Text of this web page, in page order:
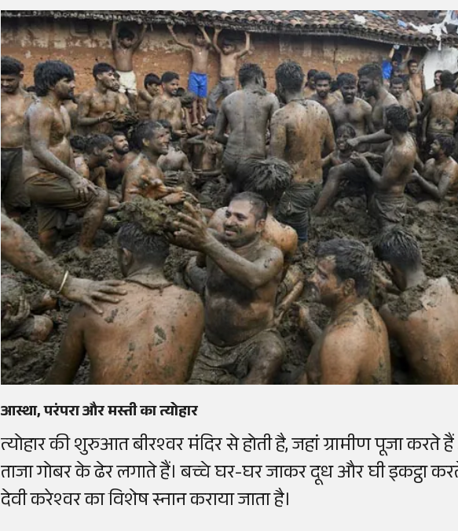
आस्था, परंपरा और मस्ती का त्योहार
त्योहार की शुरुआत बीरश्वर मंदिर से होती है, जहां ग्रामीण पूजा
ताजा गोबर के ढेर लगाते हैं। बच्चे घर-घर जाकर दूध और घी इकट्ठा
देवी करेश्वर का विशेष स्नान कराया जाता है।